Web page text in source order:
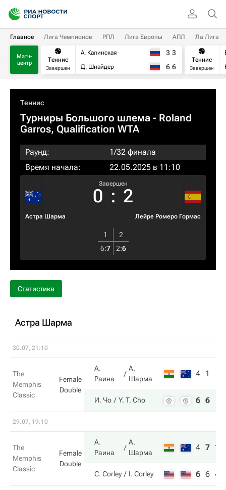
Главное Лига Чемпионов РПЛ Лига Европы АПЛ Ла Лига
Матч-
центр
Теннис
Завершен
А. Калинская
Д. Шнайдер
3 3
6 6
Теннис
Завершен
Теннис
Турниры Большого шлема - Roland
Garros, Qualification WTA
Раунд:
1/32 финала
Время начала:
22.05.2025 в 11:10
Астра Шарма
Завершен
0 : 2
Лейре Ромеро Гормас
1
2
6:7 2:6
Статистика
Астра Шарма
30.07, 21:10
The
Memphis
Classic
Female
Double
А.
Раина
А.
Шарма
4 1
И. Чо Y. T. Cho 6 6
29.07, 19:10
The
Memphis
Classic
Female
Double
А.
Раина
А.
Шарма
4 7 10
C. Corley I. Corley 6 6 4